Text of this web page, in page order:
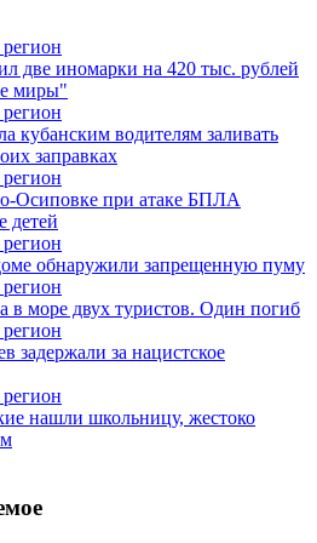
две иномарки на 420 тыс. рублей
миры"
кубанским водителям заливать
заправках
Осиповке при атаке БПЛА
детей
обнаружили запрещенную пуму
в море двух туристов. Один погиб
задержали за нацистское
нашли школьницу, жестоко